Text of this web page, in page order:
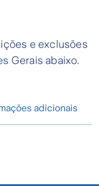
e exclusões
Gerais abaixo.
adicionais